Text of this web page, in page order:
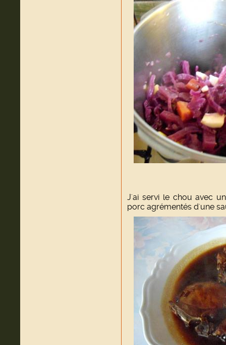
J'ai servi le chou avec
porc agrémentés d'une